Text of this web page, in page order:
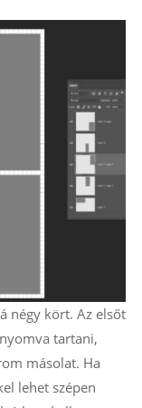
négy kört. Az elsőt
tartani,
másolat. Ha
lehet szépen